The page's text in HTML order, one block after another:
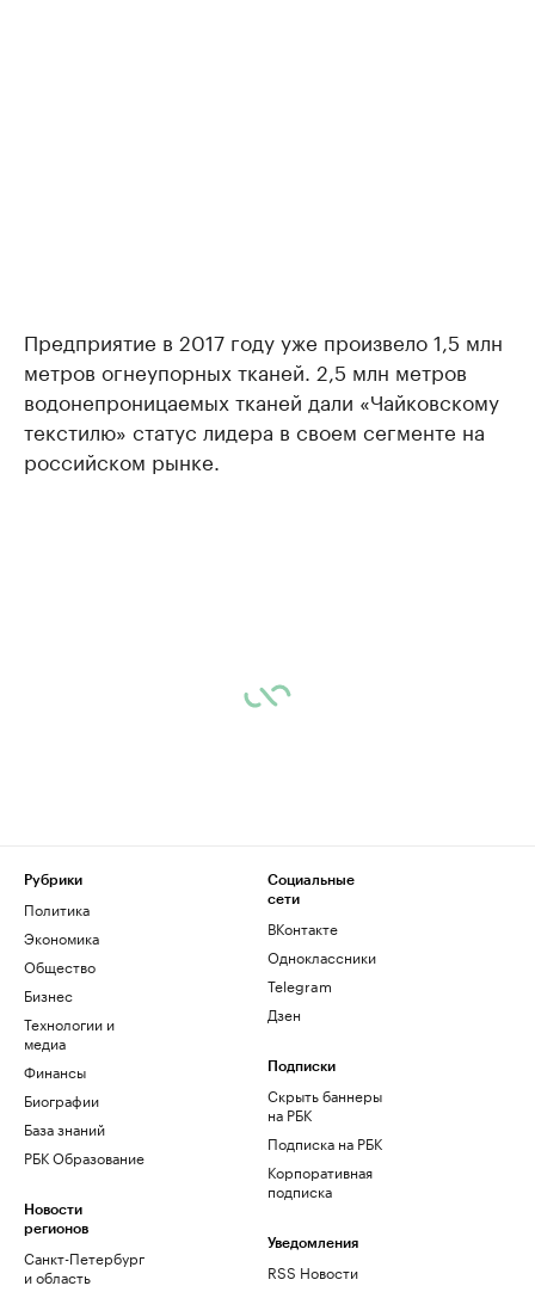
Предприятие в 2017 году уже произвело 1,5 млн
метров огнеупорных тканей. 2,5 млн метров
водонепроницаемых тканей дали «Чайковскому
текстилю» статус лидера в своем сегменте на
российском рынке.
Рубрики
Политика
Экономика
Общество
Бизнес
Технологии и
медиа
Финансы
Биографии
База знаний
РБК Образование
Новости
регионов
Санкт-Петербург
и область
Социальные
сети
ВКонтакте
Одноклассники
Telegram
Дзен
Подписки
Скрыть баннеры
на РБК
Подписка на РБК
Корпоративная
подписка
Уведомления
RSS Новости